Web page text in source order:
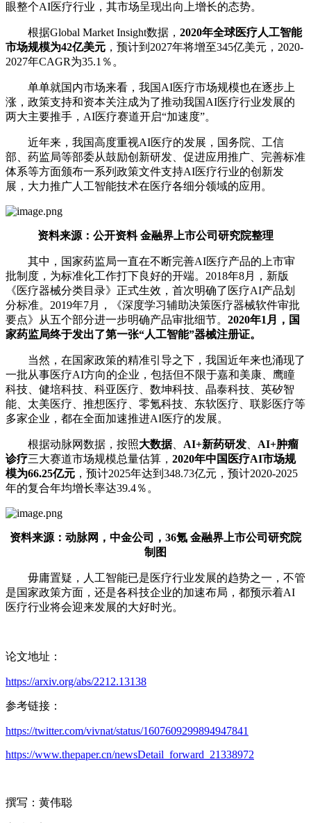
眼整个AI医疗行业，其市场呈现出向上增长的态势。
根据Global Market Insight数据， 2020年全球医疗人工智能
市场规模为42亿美元 ，预计到2027年将增至345亿美元，2020-
2027年CAGR为35.1％。
单单就国内市场来看，我国AI医疗市场规模也在逐步上
涨，政策支持和资本关注成为了推动我国AI医疗行业发展的
两大主要推手，AI医疗赛道开启“加速度”。
近年来，我国高度重视AI医疗的发展，国务院、工信
部、药监局等部委从鼓励创新研发、促进应用推广、完善标准
体系等方面颁布一系列政策文件支持AI医疗行业的创新发
展，大力推广人工智能技术在医疗各细分领域的应用。
资料来源：公开资料 金融界上市公司研究院整理
其中，国家药监局一直在不断完善AI医疗产品的上市审
批制度，为标准化工作打下良好的开端。2018年8月，新版
《医疗器械分类目录》正式生效，首次明确了医疗AI产品划
分标准。2019年7月，《深度学习辅助决策医疗器械软件审批
要点》从五个部分进一步明确产品审批细节。 2020年1月，国
家药监局终于发出了第一张“人工智能”器械注册证。
当然，在国家政策的精准引导之下，我国近年来也涌现了
一批从事医疗AI方向的企业，包括但不限于嘉和美康、鹰瞳
科技、健培科技、科亚医疗、数坤科技、晶泰科技、英矽智
能、太美医疗、推想医疗、零氪科技、东软医疗、联影医疗等
多家企业，都在全面加速推进AI医疗的发展。
根据动脉网数据，按照大数据、 AI+新药研发
AI+肿瘤
诊疗三大赛道市场规模总量估算， 2020年中国医疗AI市场规
模为66.25亿元 ，预计2025年达到348.73亿元，预计2020-2025
年的复合年均增长率达39.4％。
资料来源：动脉网，中金公司，36氪 金融界上市公司研究院
制图
毋庸置疑，人工智能已是医疗行业发展的趋势之一，不管
是国家政策方面，还是各科技企业的加速布局，都预示着AI
医疗行业将会迎来发展的大好时光。
论文地址：
https://arxiv.org/abs/2212.13138
参考链接：
https://twitter.com/vivnat/status/1607609299894947841
https://www.thepaper.cn/newsDetail_forward_21338972
撰写：黄伟聪